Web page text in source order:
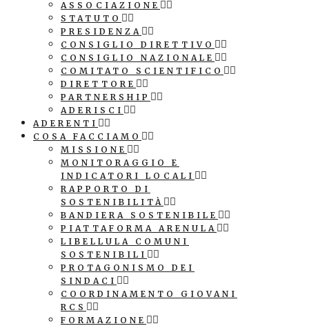
ASSOCIAZIONE
STATUTO
PRESIDENZA
CONSIGLIO DIRETTIVO
CONSIGLIO NAZIONALE
COMITATO SCIENTIFICO
DIRETTORE
PARTNERSHIP
ADERISCI
ADERENTI
COSA FACCIAMO
MISSIONE
MONITORAGGIO E
INDICATORI LOCALI
RAPPORTO DI
SOSTENIBILITÀ
BANDIERA SOSTENIBILE
PIATTAFORMA ARENULA
LIBELLULA COMUNI
SOSTENIBILI
PROTAGONISMO DEI
SINDACI
COORDINAMENTO GIOVANI
RCS
FORMAZIONE